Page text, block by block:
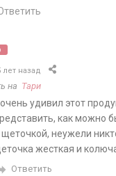
лет назад
на Тари
удивил этот
как можно
щеточкой, неужели
жесткая и
Ответить